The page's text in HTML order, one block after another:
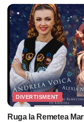
DIVERTISMENT
Ruga la Remetea